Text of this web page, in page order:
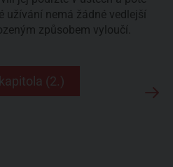
užívání nemá žádné vedlejší
způsobem vyloučí.
(2.)